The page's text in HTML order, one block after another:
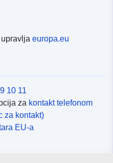
europa.eu
10 11
za kontakt telefonom
za kontakt)
EU-a